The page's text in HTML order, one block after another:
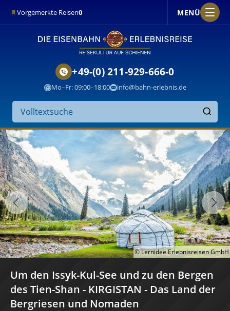
Vorgemerkte Reisen0 MENÜ
Suche
auf
der
Website
Finden
+49-(0) 211-929-666-0
Mo–Fr: 09:00–18:00 info@bahn-erlebnis.de
Um den Issyk-Kul-See und zu den Bergen
des Tien-Shan - KIRGISTAN - Das Land der
Bergriesen und Nomaden
© Lernidee Erlebnisreisen GmbH